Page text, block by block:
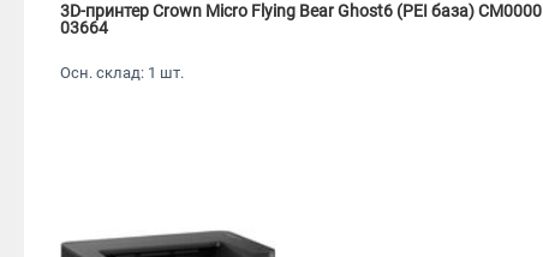
3D-принтер Crown Micro Flying Bear Ghost6 (PEI база) CM0000
03664
Осн. склад: 1 шт.